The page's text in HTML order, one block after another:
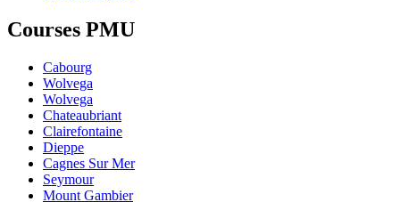
Courses PMU
Cabourg
Wolvega
Wolvega
Chateaubriant
Clairefontaine
Dieppe
Cagnes Sur Mer
Seymour
Mount Gambier